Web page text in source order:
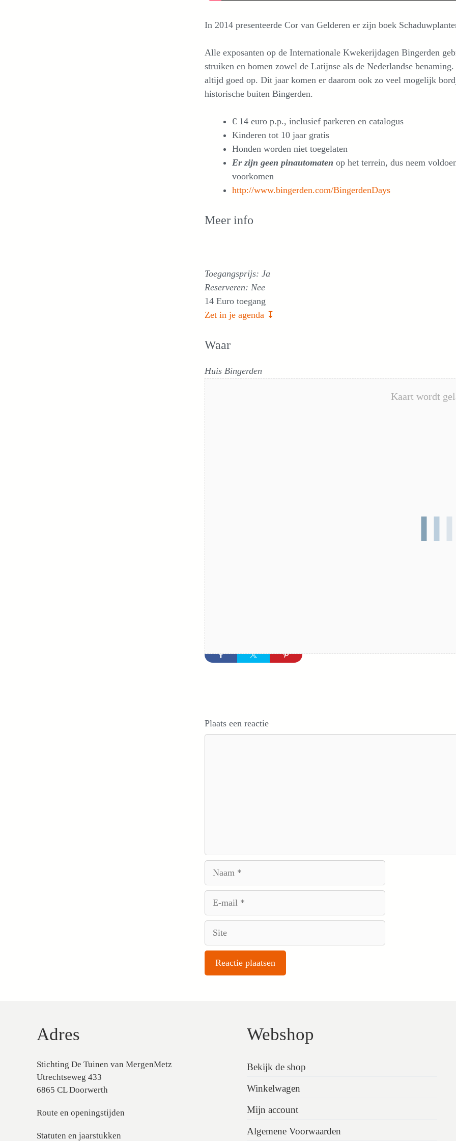
In 2014 presenteerde Cor van Gelderen er zijn boek
Alle exposanten op de Internationale Kwekerijdagen Bingerden
struiken en bomen zowel de Latijnse als de Nederlandse
altijd goed op. Dit jaar komen er daarom ook zo veel mogelijk
historische buiten Bingerden.
€ 14 euro p.p., inclusief parkeren en catalogus
Kinderen tot 10 jaar gratis
Honden worden niet toegelaten
Er zijn geen pinautomaten op het terrein, dus neem
voorkomen
http://www.bingerden.com/BingerdenDays
Meer info
Toegangsprijs: Ja
Reserveren: Nee
14 Euro toegang
Zet in je agenda ↧
Waar
Huis Bingerden
Kaart wordt
Plaats een reactie
Adres
Stichting De Tuinen van MergenMetz
Utrechtseweg 433
6865 CL Doorwerth
Route en openingstijden
Statuten en jaarstukken
Webshop
Bekijk de shop
Winkelwagen
Mijn account
Algemene Voorwaarden